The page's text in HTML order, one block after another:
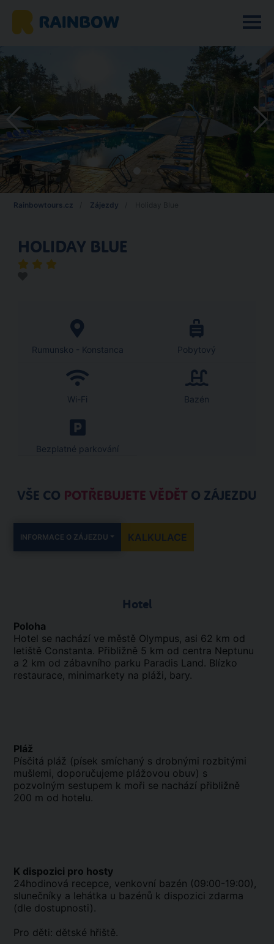
Rainbowtours.cz Zájezdy
HOLIDAY BLUE
Rumunsko - Konstanca Pobytový
Wi-Fi Bazén
Bezplatné parkování
VŠE CO POTŘEBUJETE VĚDĚT O ZÁJEZDU
INFORMACE O ZÁJEZDU KALKULACE
Hotel
Poloha
Hotel se nachází ve městě Olympus, asi 62 km od
letiště Constanta. Přibližně 5 km od centra Neptunu
a 2 km od zábavního parku Paradis Land. Blízko
restaurace, minimarkety na pláži, bary.
Pláž
Písčitá pláž (písek smíchaný s drobnými rozbitými
mušlemi, doporučujeme plážovou obuv) s
pozvolným sestupem k moři se nachází přibližně
200 m od hotelu.
K dispozici pro hosty
24hodinová recepce, venkovní bazén (09:00-19:00),
slunečníky a lehátka u bazénů k dispozici zdarma
(dle dostupnosti).
Pro děti: dětské hřiště.